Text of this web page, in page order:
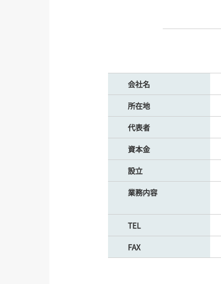
会社名
所在地
代表者
資本金
設立
業務内容
TEL
FAX